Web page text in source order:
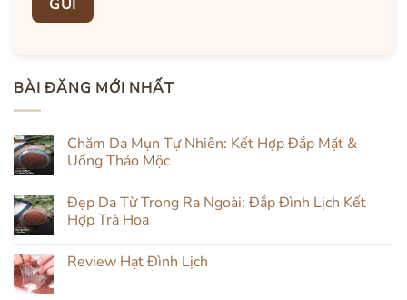
BÀI ĐĂNG MỚI NHẤT
Chăm Da Mụn Tự Nhiên: Kết Hợp Đắp Mặt &
Uống Thảo Mộc
bình
luận
ở
Mụn
Đẹp Da Từ Trong Ra Ngoài: Đắp Đình Lịch Kết
Hợp Trà Hoa
bình
Review Hạt Đình Lịch